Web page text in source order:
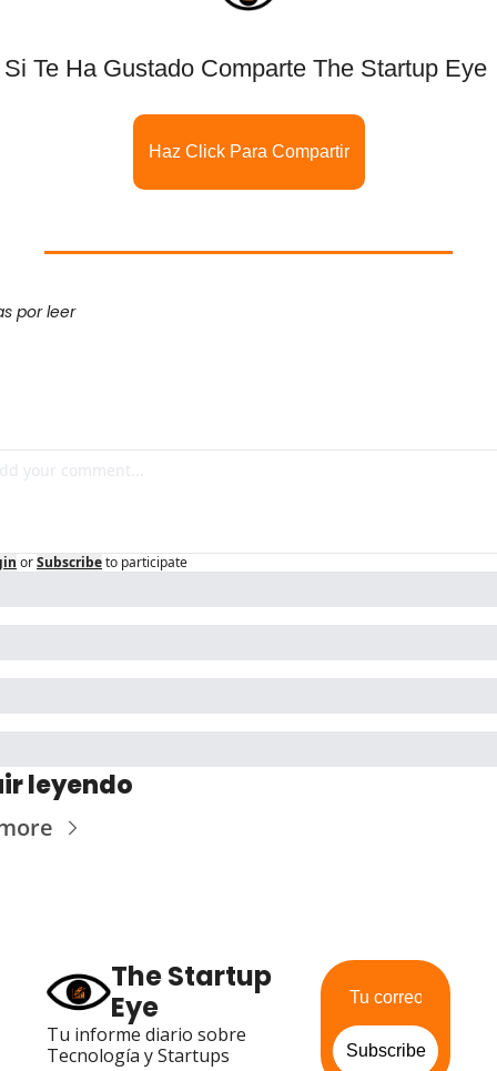
Si Te Ha Gustado Comparte The Startup Eye
Haz Click Para Compartir
por leer
orSubscribeto participate
leyendo
The Startup
Eye
Tu informe diario sobre
Tecnología y Startups
Subscribe